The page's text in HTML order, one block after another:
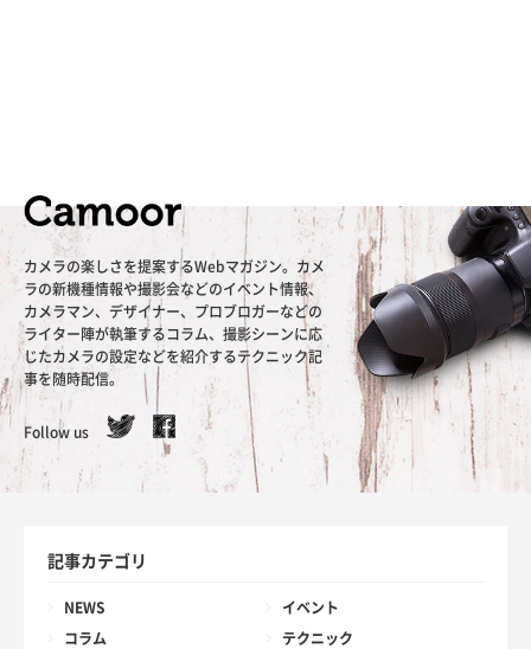
カメラの楽しさを提案するWebマガジン。カメ
ラの新機種情報や撮影会などのイベント情報、
カメラマン、デザイナー、プロブロガーなどの
ライター陣が執筆するコラム、撮影シーンに応
じたカメラの設定などを紹介するテクニック記
事を随時配信。
Follow us
記事カテゴリ
NEWS イベント
コラム テクニック